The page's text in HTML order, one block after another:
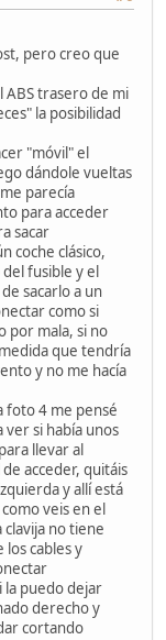
pero creo que
ABS trasero de mi
la posibilidad
"móvil" el
dándole vueltas
parecía
para acceder
sacar
coche clásico,
fusible y el
sacarlo a un
como si
por mala, si no
que tendría
y no me hacía
foto 4 me pensé
ver si había unos
llevar al
acceder, quitáis
y allí está
veis en el
no tiene
cables y
la puedo dejar
derecho y
cortando